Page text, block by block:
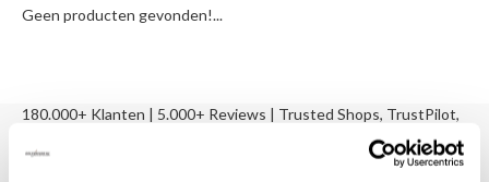
Geen producten gevonden!...
180.000+ Klanten | 5.000+ Reviews | Trusted Shops, TrustPilot,
Reviews: Onze klanten aan het